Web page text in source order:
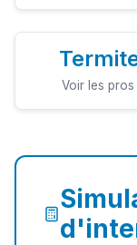
Voir les